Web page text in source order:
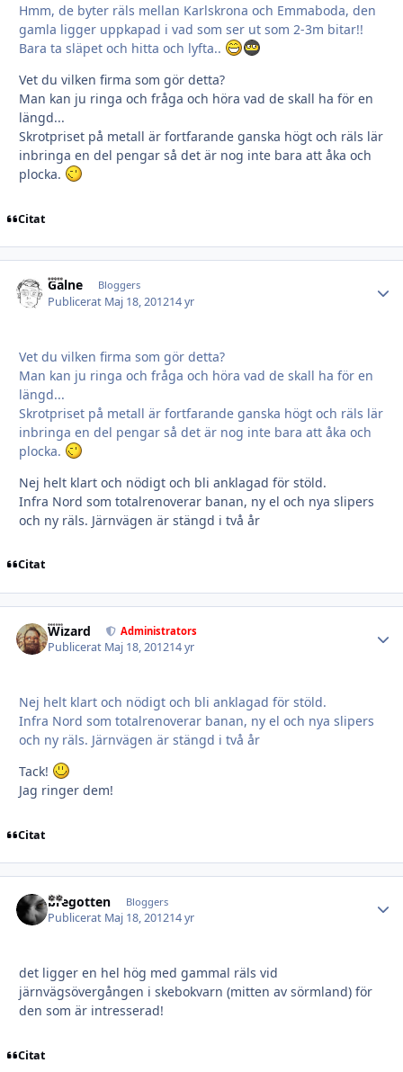
Hmm, de byter räls mellan Karlskrona och Emmaboda, den
gamla ligger uppkapad i vad som ser ut som 2-3m bitar!!
Bara ta släpet och hitta och lyfta..
Vet du vilken firma som gör detta?
Man kan ju ringa och fråga och höra vad de skall ha för en
längd...
Skrotpriset på metall är fortfarande ganska högt och räls lär
inbringa en del pengar så det är nog inte bara att åka och
plocka.
Citat
Galne Bloggers
Publicerat Maj 18, 201214 yr
Vet du vilken firma som gör detta?
Man kan ju ringa och fråga och höra vad de skall ha för en
längd...
Skrotpriset på metall är fortfarande ganska högt och räls lär
inbringa en del pengar så det är nog inte bara att åka och
plocka.
Nej helt klart och nödigt och bli anklagad för stöld.
Infra Nord som totalrenoverar banan, ny el och nya slipers
och ny räls. Järnvägen är stängd i två år
Citat
Wizard Administrators
Publicerat Maj 18, 201214 yr
Nej helt klart och nödigt och bli anklagad för stöld.
Infra Nord som totalrenoverar banan, ny el och nya slipers
och ny räls. Järnvägen är stängd i två år
Tack!
Jag ringer dem!
Citat
bregotten Bloggers
Publicerat Maj 18, 201214 yr
det ligger en hel hög med gammal räls vid
järnvägsövergången i skebokvarn (mitten av sörmland) för
den som är intresserad!
Citat